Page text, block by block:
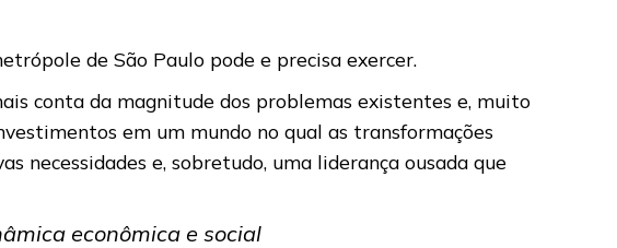
de São Paulo pode e precisa exercer.
conta da magnitude dos problemas existentes e, muito
em um mundo no qual as transformações
necessidades e, sobretudo, uma liderança ousada que
econômica e social